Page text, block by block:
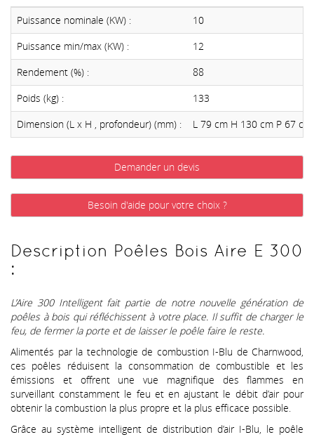
Puissance nominale (KW) :
10
Puissance min/max (KW) :
12
Rendement (%) :
88
Poids (kg) :
133
Dimension (L x H , profondeur) (mm) :
L 79 cm H 130 cm P 67 cm
Demander un devis
Besoin d'aide pour votre choix ?
Description Poêles Bois Aire E 300
:
L’Aire 300 Intelligent fait partie de notre nouvelle génération de
poêles à bois qui réfléchissent à votre place. Il suffit de charger le
feu, de fermer la porte et de laisser le poêle faire le reste.
Alimentés par la technologie de combustion I-Blu de Charnwood,
ces poêles réduisent la consommation de combustible et les
émissions et offrent une vue magnifique des flammes en
surveillant constamment le feu et en ajustant le débit d’air pour
obtenir la combustion la plus propre et la plus efficace possible.
Grâce au système intelligent de distribution d’air I-Blu, le poêle